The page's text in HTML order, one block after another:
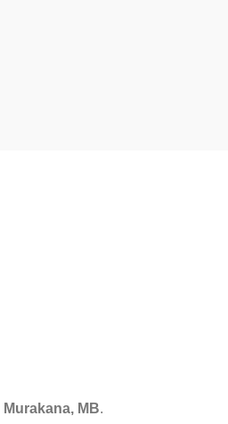
Murakana, MB.